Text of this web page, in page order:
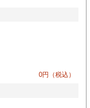
0円（税込）